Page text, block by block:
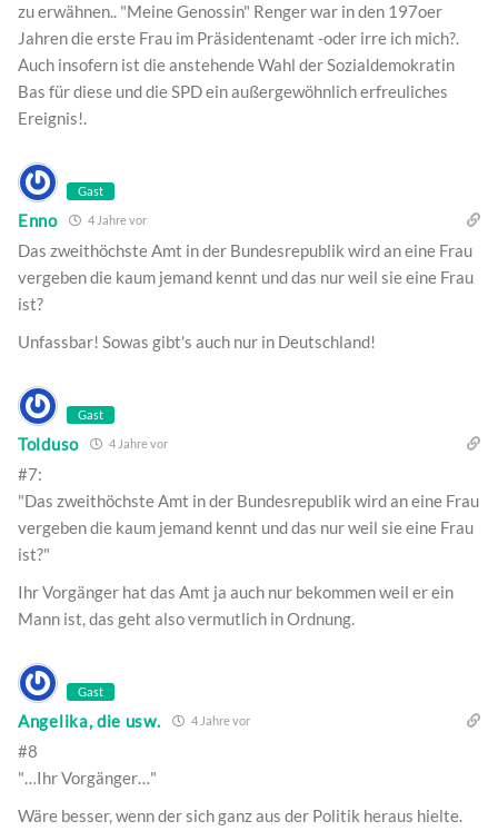
zu erwähnen.. "Meine Genossin" Renger war in den 197oer
Jahren die erste Frau im Präsidentenamt -oder irre ich mich?.
Auch insofern ist die anstehende Wahl der Sozialdemokratin
Bas für diese und die SPD ein außergewöhnlich erfreuliches
Ereignis!.
Gast
Enno 4 Jahre vor
Das zweithöchste Amt in der Bundesrepublik wird an eine Frau
vergeben die kaum jemand kennt und das nur weil sie eine Frau
ist?
Unfassbar! Sowas gibt's auch nur in Deutschland!
Gast
Tolduso 4 Jahre vor
#7:
"Das zweithöchste Amt in der Bundesrepublik wird an eine Frau
vergeben die kaum jemand kennt und das nur weil sie eine Frau
ist?"
Ihr Vorgänger hat das Amt ja auch nur bekommen weil er ein
Mann ist, das geht also vermutlich in Ordnung.
Gast
Angelika, die usw. 4 Jahre vor
#8
"…Ihr Vorgänger…"
Wäre besser, wenn der sich ganz aus der Politik heraus hielte.